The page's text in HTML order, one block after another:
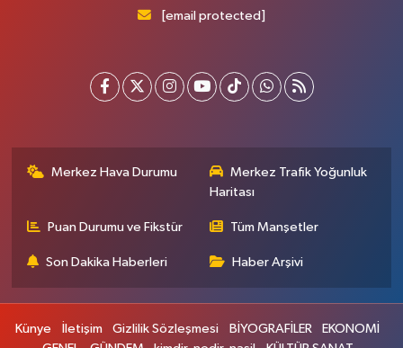
[email protected]
Merkez Hava Durumu
Merkez Trafik Yoğunluk
Haritası
Puan Durumu ve Fikstür Tüm Manşetler
Son Dakika Haberleri Haber Arşivi
Künye İletişim Gizlilik Sözleşmesi BİYOGRAFİLER
EKONOMİ